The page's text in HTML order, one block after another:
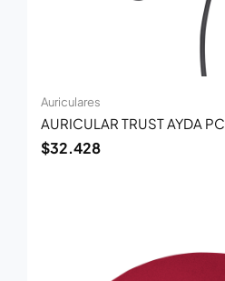
Auriculares
AURICULAR TRUST AYDA PC
$32.428